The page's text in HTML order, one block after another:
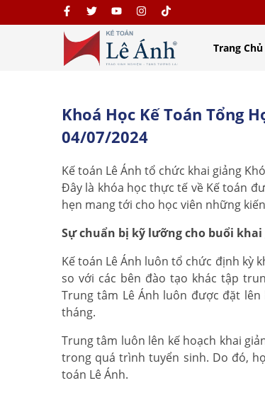
Trang Chủ
Khoá Học Kế Toán Tổng
04/07/2024
Kế toán Lê Ánh tổ chức khai giảng
Đây là khóa học thực tế về Kế toán
hẹn mang tới cho học viên những
Sự chuẩn bị kỹ lưỡng cho buổi
Kế toán Lê Ánh luôn tổ chức định kỳ
so với các bên đào tạo khác tập
Trung tâm Lê Ánh luôn được đặt
tháng.
Trung tâm luôn lên kế hoạch khai
trong quá trình tuyển sinh. Do đó,
toán Lê Ánh.